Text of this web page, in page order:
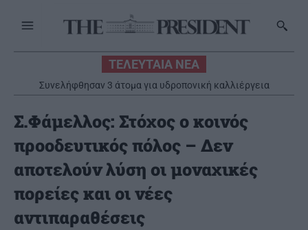
ΤΕΛΕΥΤΑΙΑ ΝΕΑ
Συνελήφθησαν 3 άτομα για υδροπονική καλλιέργεια
δενδρυλλίων κάνναβης
Σ.Φάμελλος: Στόχος ο κοινός
προοδευτικός πόλος – Δεν
αποτελούν λύση οι μοναχικές
πορείες και οι νέες
αντιπαραθέσεις